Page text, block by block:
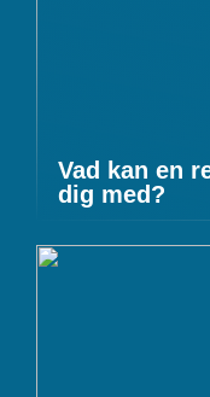
Vad kan en
dig med?